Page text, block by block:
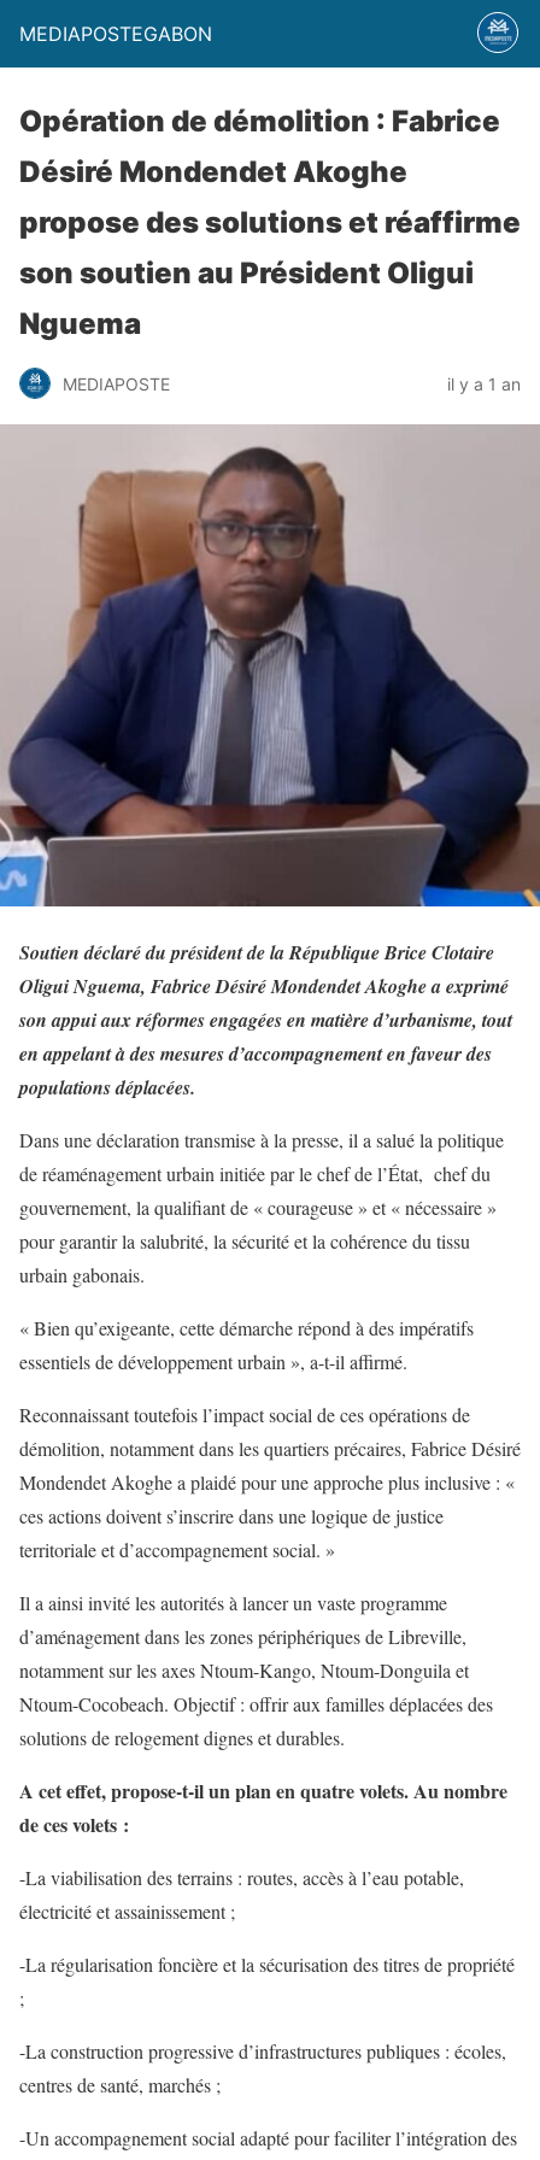
MEDIAPOSTEGABON
Opération de démolition : Fabrice
Désiré Mondendet Akoghe
propose des solutions et réaffirme
son soutien au Président Oligui
Nguema
MEDIAPOSTE il y a 1 an
Soutien déclaré du président de la République Brice Clotaire
Oligui Nguema, Fabrice Désiré Mondendet Akoghe a exprimé
son appui aux réformes engagées en matière d’urbanisme, tout
en appelant à des mesures d’accompagnement en faveur des
populations déplacées.
Dans une déclaration transmise à la presse, il a salué la politique
de réaménagement urbain initiée par le chef de l’État, chef du
gouvernement, la qualifiant de « courageuse » et « nécessaire »
pour garantir la salubrité, la sécurité et la cohérence du tissu
urbain gabonais.
« Bien qu’exigeante, cette démarche répond à des impératifs
essentiels de développement urbain », a-t-il affirmé.
Reconnaissant toutefois l’impact social de ces opérations de
démolition, notamment dans les quartiers précaires, Fabrice Désiré
Mondendet Akoghe a plaidé pour une approche plus inclusive : «
ces actions doivent s’inscrire dans une logique de justice
territoriale et d’accompagnement social. »
Il a ainsi invité les autorités à lancer un vaste programme
d’aménagement dans les zones périphériques de Libreville,
notamment sur les axes Ntoum-Kango, Ntoum-Donguila et
Ntoum-Cocobeach. Objectif : offrir aux familles déplacées des
solutions de relogement dignes et durables.
A cet effet, propose-t-il un plan en quatre volets. Au nombre
de ces volets :
-La viabilisation des terrains : routes, accès à l’eau potable,
électricité et assainissement ;
-La régularisation foncière et la sécurisation des titres de propriété
;
-La construction progressive d’infrastructures publiques : écoles,
centres de santé, marchés ;
-Un accompagnement social adapté pour faciliter l’intégration des